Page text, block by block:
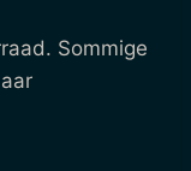
Sommige